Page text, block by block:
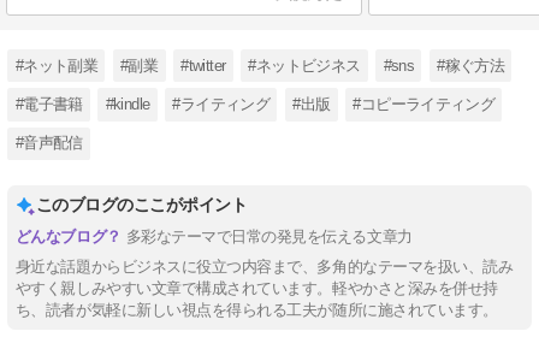
#ネット副業 #副業 #twitter #ネットビジネス #sns #稼ぐ方法
#電子書籍 #kindle #ライティング #出版 #コピーライティング
#音声配信
このブログのここがポイント
多彩なテーマで日常の発見を伝える文章力
身近な話題からビジネスに役立つ内容まで、多角的なテーマを扱い、読み
やすく親しみやすい文章で構成されています。軽やかさと深みを併せ持
ち、読者が気軽に新しい視点を得られる工夫が随所に施されています。